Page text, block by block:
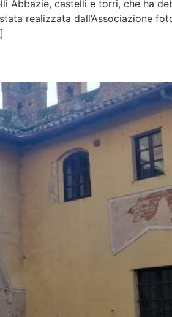
Abbazie, castelli e torri, che ha
realizzata dall’Associazione